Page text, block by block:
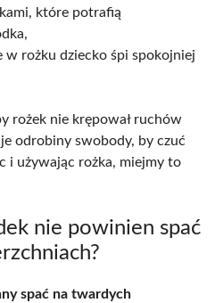
które potrafią
rożku dziecko śpi spokojniej
rożek nie krępował ruchów
odrobiny swobody, by czuć
i używając rożka, miejmy to
nie powinien spać
spać na twardych